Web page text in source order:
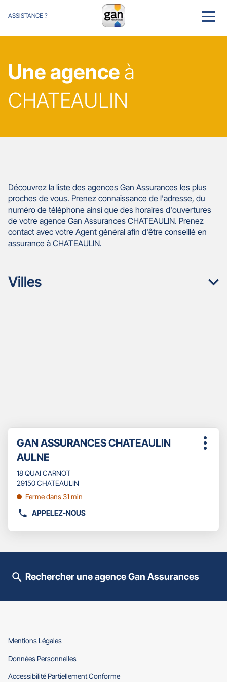
ASSISTANCE ? MENU
Une agence à
CHATEAULIN
Découvrez la liste des agences Gan Assurances les plus
proches de vous. Prenez connaissance de l'adresse, du
numéro de téléphone ainsi que des horaires d'ouvertures
de votre agence Gan Assurances CHATEAULIN. Prenez
contact avec votre Agent général afin d'être conseillé en
assurance à CHATEAULIN.
Villes
sur
touche
ENTRÉE
pour
plus
amples
informations
Point
de
vente
:
GAN ASSURANCES CHATEAULIN
AULNE
18 QUAI CARNOT
29150 CHATEAULIN
Ferme dans 31 min
APPELEZ-NOUS
AFFICHER
POINT
VENTE
AULNE
Plus
Rechercher une agence Gan Assurances
Mentions Légales(ouvre
une
fenêtre)
Données Personnelles(ouvre
une
Accessibilité Partiellement Conforme(ouvre